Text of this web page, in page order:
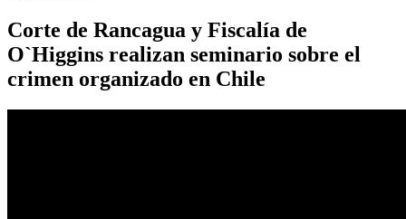
Corte de Rancagua y Fiscalía de
O`Higgins realizan seminario sobre el
crimen organizado en Chile